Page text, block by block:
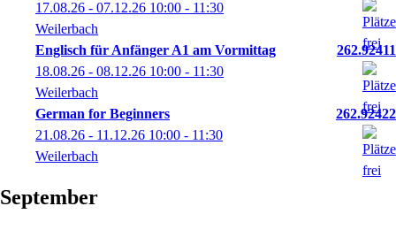
17.08.26 - 07.12.26 10:00 - 11:30
Weilerbach
Englisch für Anfänger A1 am Vormittag
262.92411
18.08.26 - 08.12.26 10:00 - 11:30
Weilerbach
German for Beginners
262.92422
21.08.26 - 11.12.26 10:00 - 11:30
Weilerbach
September